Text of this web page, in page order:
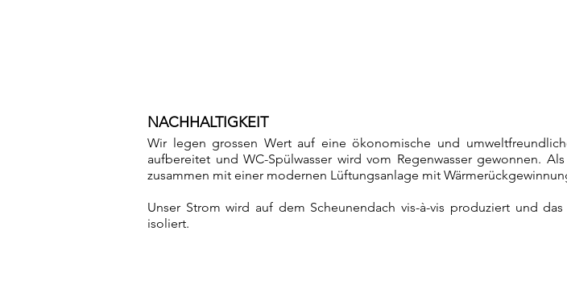
NACHHALTIGKEIT
Wir legen grossen Wert auf eine ökonomische und
aufbereitet und WC-Spülwasser wird vom Regenwasser gewonnen.
zusammen mit einer modernen Lüftungsanlage mit
Unser Strom wird auf dem Scheunendach vis-à-vis produziert und
isoliert.